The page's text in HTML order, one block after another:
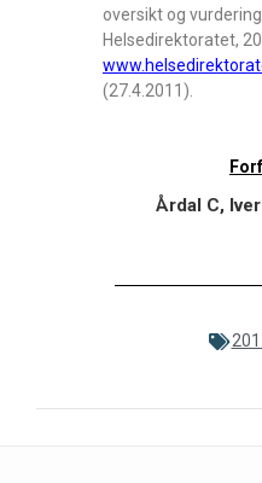
oversikt og
Helsedirektoratet,
(27.4.2011).
Årdal C,